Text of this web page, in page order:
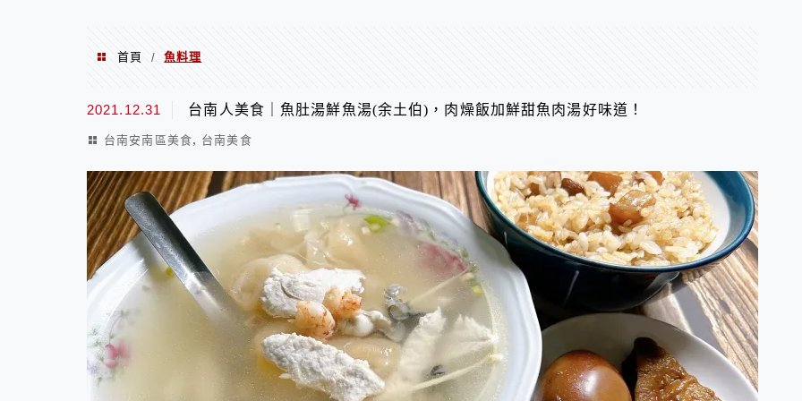
首頁 / 魚料理
魚料理
2021.12.31 台南人美食｜魚肚湯鮮魚湯(余土伯)，肉燥飯加鮮甜魚肉湯好味道！
台南安南區美食, 台南美食